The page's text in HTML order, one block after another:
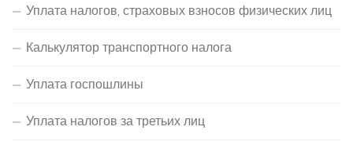
Уплата налогов, страховых взносов физических лиц
Калькулятор транспортного налога
Уплата госпошлины
Уплата налогов за третьих лиц